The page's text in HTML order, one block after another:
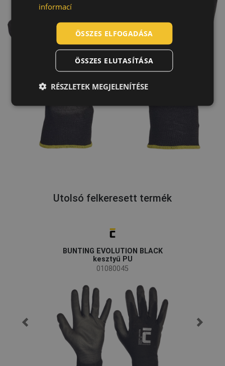
Utolsó felkeresett termék
BUNTING EVOLUTION BLACK
kesztyű PU
01080045
GERMAN
informací
ÖSSZES ELFOGADÁSA
ÖSSZES ELUTASÍTÁSA
RÉSZLETEK MEGJELENÍTÉSE